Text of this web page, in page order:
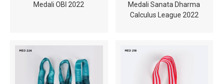
Medali OBI 2022
Medali Sanata Dharma
Calculus League 2022